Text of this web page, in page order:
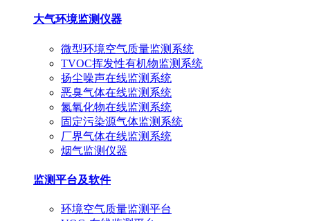
大气环境监测仪器
微型环境空气质量监测系统
TVOC挥发性有机物监测系统
扬尘噪声在线监测系统
恶臭气体在线监测系统
氮氧化物在线监测系统
固定污染源气体监测系统
厂界气体在线监测系统
烟气监测仪器
监测平台及软件
环境空气质量监测平台